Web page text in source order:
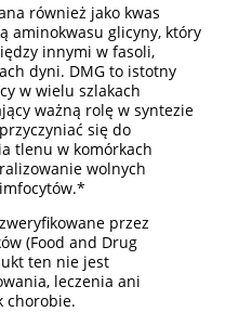
również jako kwas
aminokwasu glicyny, który
innymi w fasoli,
dyni. DMG to istotny
w wielu szlakach
ważną rolę w syntezie
się do
tlenu w komórkach
wolnych
przez
(Food and Drug
ten nie jest
leczenia ani
chorobie.